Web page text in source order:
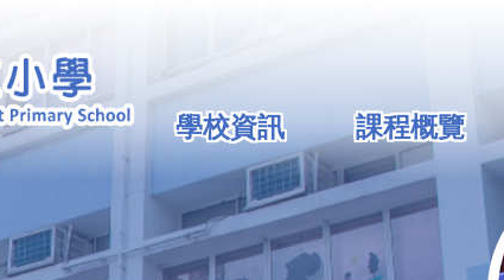
Main
navigation
學校資訊 課程概覽